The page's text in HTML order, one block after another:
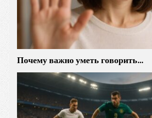
Почему важно уметь говорить…